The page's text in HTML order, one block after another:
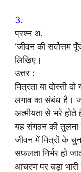
3.
प्रश्न अ.
‘जीवन की सर्वोत्तम
लिखिए।
उत्तर :
मित्रता या दोस्ती
लगाव का संबंध है।
अत्मीयता से भरे
यह संगठन की
जीवन में मित्रों के
सफलता निर्भर हो
आचरण पर बड़ा भारी